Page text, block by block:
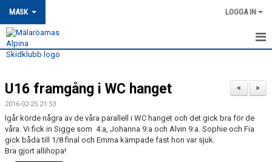
MASK LOGGA IN
MASK-NYHETER
OM MASK
MEDLEMSSKAP
>
<
U16 framgång i WC hanget
2016-02-25 21:53
Igår körde några av de våra parallell i WC hanget och det gick bra för de
våra. Vi fick in Sigge som 4:a, Johanna 9:a och Alvin 9:a. Sophie och Fia
gick båda till 1/8 final och Emma kämpade fast hon var sjuk.
Bra gjort allihopa!